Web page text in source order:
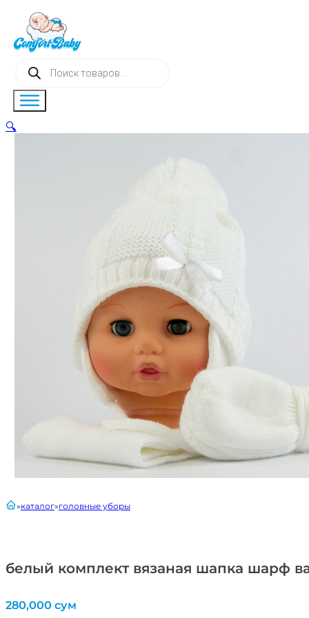
Поиск
товаров
белый комплект вязаная шапка шарф
главнаякаталог головные уборы
280,000 сум
🔍